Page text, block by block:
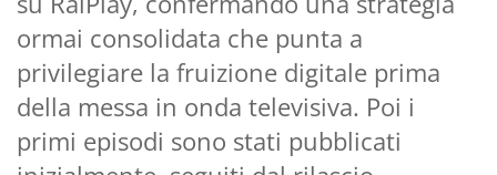
ormai consolidata che punta a
privilegiare la fruizione digitale prima
della messa in onda televisiva. Poi i
primi episodi sono stati pubblicati